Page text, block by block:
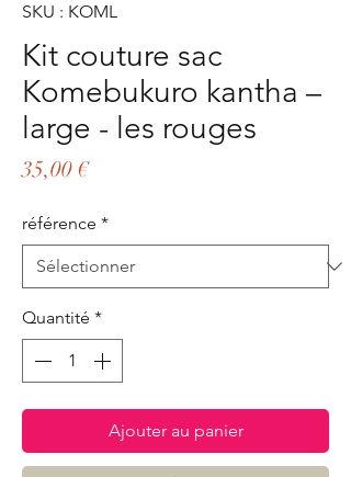
SKU : KOML
Kit couture sac
Komebukuro kantha –
large - les rouges
35,00 €Prix
référence *
Quantité *
Ajouter au panier